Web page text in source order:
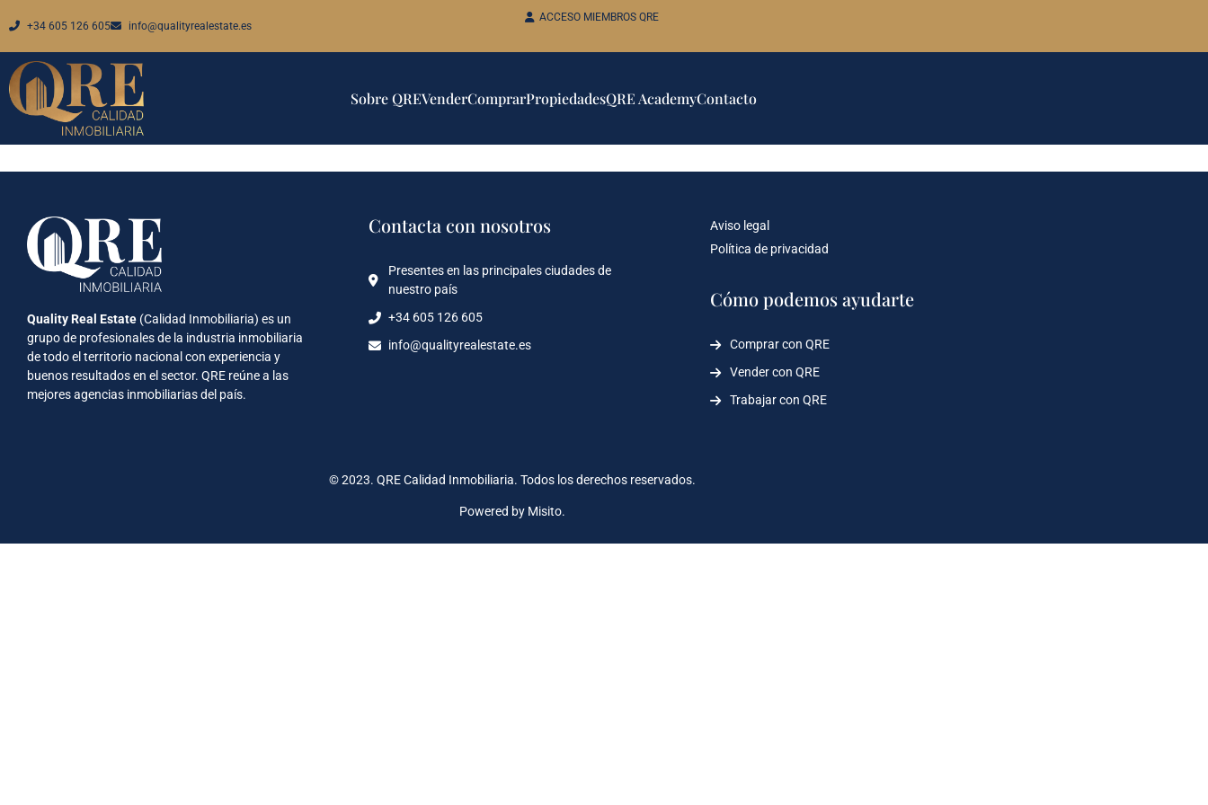
+34 605 126 605 info@qualityrealestate.es
ACCESO MIEMBROS QRE
Sobre QREVenderComprarPropiedadesQRE AcademyContacto
Quality Real Estate (Calidad Inmobiliaria) es un
grupo de profesionales de la industria inmobiliaria
de todo el territorio nacional con experiencia y
buenos resultados en el sector. QRE reúne a las
mejores agencias inmobiliarias del país.
Contacta con nosotros
Presentes en las principales ciudades de
nuestro país
+34 605 126 605
info@qualityrealestate.es
Aviso legal
Política de privacidad
Cómo podemos ayudarte
Comprar con QRE
Vender con QRE
Trabajar con QRE
© 2023. QRE Calidad Inmobiliaria. Todos los derechos reservados.
Powered by Misito.